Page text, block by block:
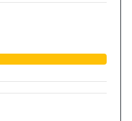
Belegung für die